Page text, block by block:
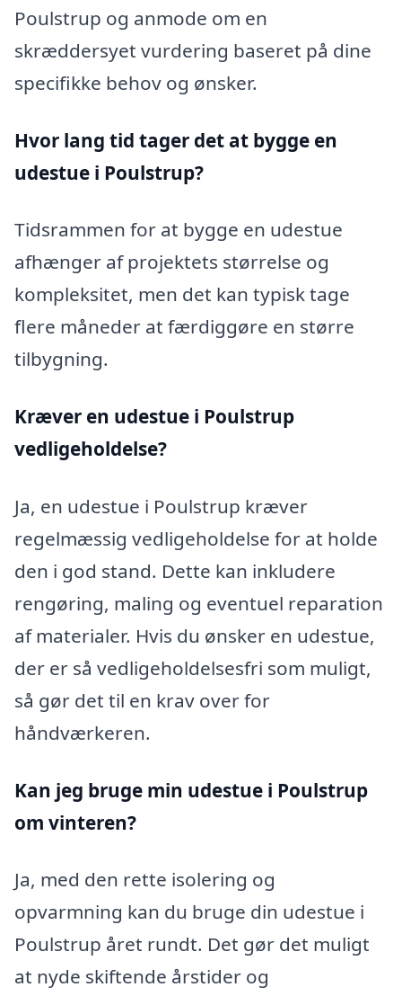
Poulstrup og anmode om en
skræddersyet vurdering baseret på dine
specifikke behov og ønsker.
Hvor lang tid tager det at bygge en
udestue i Poulstrup?
Tidsrammen for at bygge en udestue
afhænger af projektets størrelse og
kompleksitet, men det kan typisk tage
flere måneder at færdiggøre en større
tilbygning.
Kræver en udestue i Poulstrup
vedligeholdelse?
Ja, en udestue i Poulstrup kræver
regelmæssig vedligeholdelse for at holde
den i god stand. Dette kan inkludere
rengøring, maling og eventuel reparation
af materialer. Hvis du ønsker en udestue,
der er så vedligeholdelsesfri som muligt,
så gør det til en krav over for
håndværkeren.
Kan jeg bruge min udestue i Poulstrup
om vinteren?
Ja, med den rette isolering og
opvarmning kan du bruge din udestue i
Poulstrup året rundt. Det gør det muligt
at nyde skiftende årstider og